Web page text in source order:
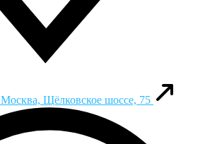
Москва, Щёлковское шоссе, 75